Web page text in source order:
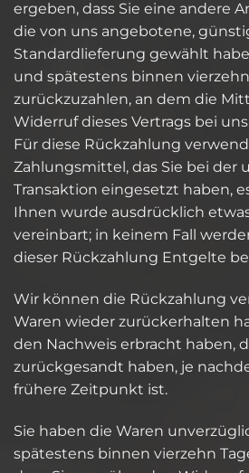
ergeben, dass Sie eine andere
die von uns angebotene,
Standardlieferung gewählt
und spätestens binnen
zurückzuzahlen, an dem die
Widerruf dieses Vertrags bei
Für diese Rückzahlung
Zahlungsmittel, das Sie bei der
Transaktion eingesetzt haben,
Ihnen wurde ausdrücklich
vereinbart; in keinem Fall
dieser Rückzahlung Entgelte
Wir können die Rückzahlung
Waren wieder zurückerhalten
den Nachweis erbracht haben,
zurückgesandt haben, je
frühere Zeitpunkt ist.
Sie haben die Waren
spätestens binnen vierzehn